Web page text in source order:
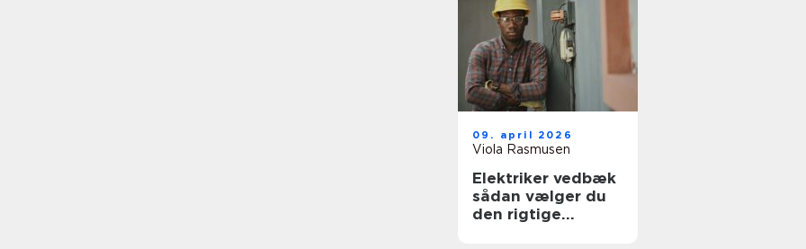
09. april 2026
Viola Rasmusen
Elektriker vedbæk
sådan vælger du
den rigtige